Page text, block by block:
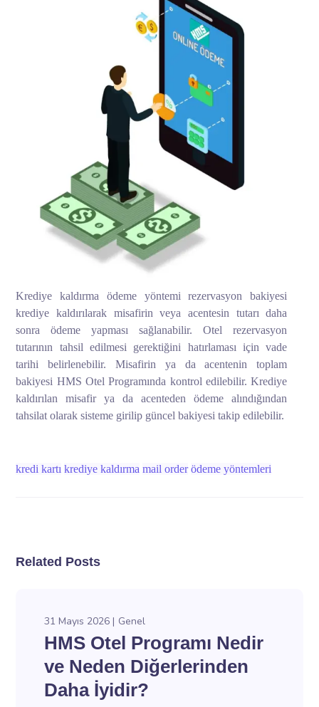
Krediye kaldırma ödeme yöntemi rezervasyon bakiyesi
krediye kaldırılarak misafirin veya acentesin tutarı daha
sonra ödeme yapması sağlanabilir. Otel rezervasyon
tutarının tahsil edilmesi gerektiğini hatırlaması için vade
tarihi belirlenebilir. Misafirin ya da acentenin toplam
bakiyesi HMS Otel Programında kontrol edilebilir. Krediye
kaldırılan misafir ya da acenteden ödeme alındığından
tahsilat olarak sisteme girilip güncel bakiyesi takip edilebilir.
kredi kartı krediye kaldırma mail order ödeme yöntemleri
Related Posts
31 Mayıs 2026 Genel
HMS Otel Programı Nedir
ve Neden Diğerlerinden
Daha İyidir?